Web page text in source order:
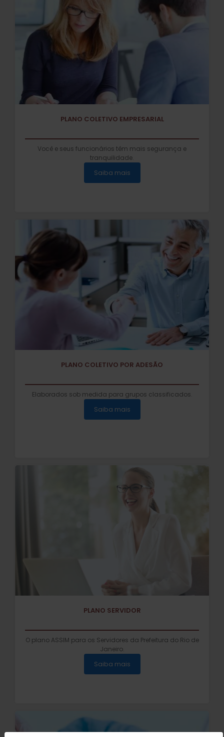
PLANO COLETIVO EMPRESARIAL
Você e seus funcionários têm mais segurança e
tranquilidade.
Saiba mais
PLANO COLETIVO POR ADESÃO
Elaborados sob medida para grupos classificados.
Saiba mais
PLANO SERVIDOR
O plano ASSIM para os Servidores da Prefeitura do Rio de
Janeiro.
Saiba mais